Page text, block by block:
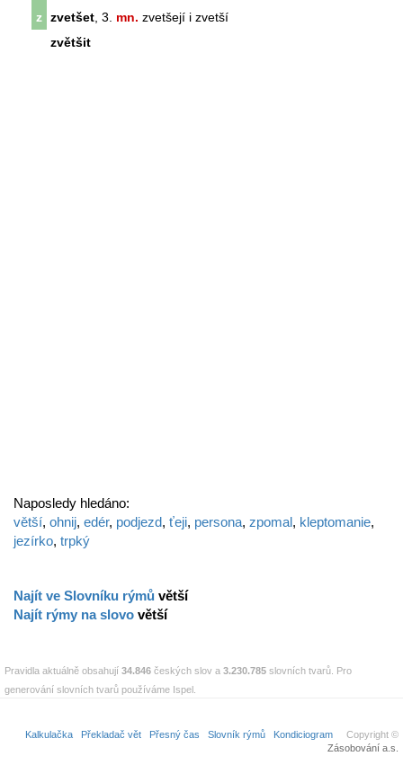
z
zvetšet , 3. mn. zvetšejí i zvetší
zvětšit
Naposledy hledáno:
větší, ohnij, edér, podjezd, ťeji, persona, zpomal, kleptomanie,
jezírko, trpký
Najít ve Slovníku rýmů větší
Najít rýmy na slovo větší
Pravidla aktuálně obsahují 34.846 českých slov a 3.230.785 slovních tvarů. Pro
generování slovních tvarů používáme Ispel.
Kalkulačka Překladač vět Přesný čas Slovník rýmů Kondiciogram Copyright ©
Zásobování a.s.